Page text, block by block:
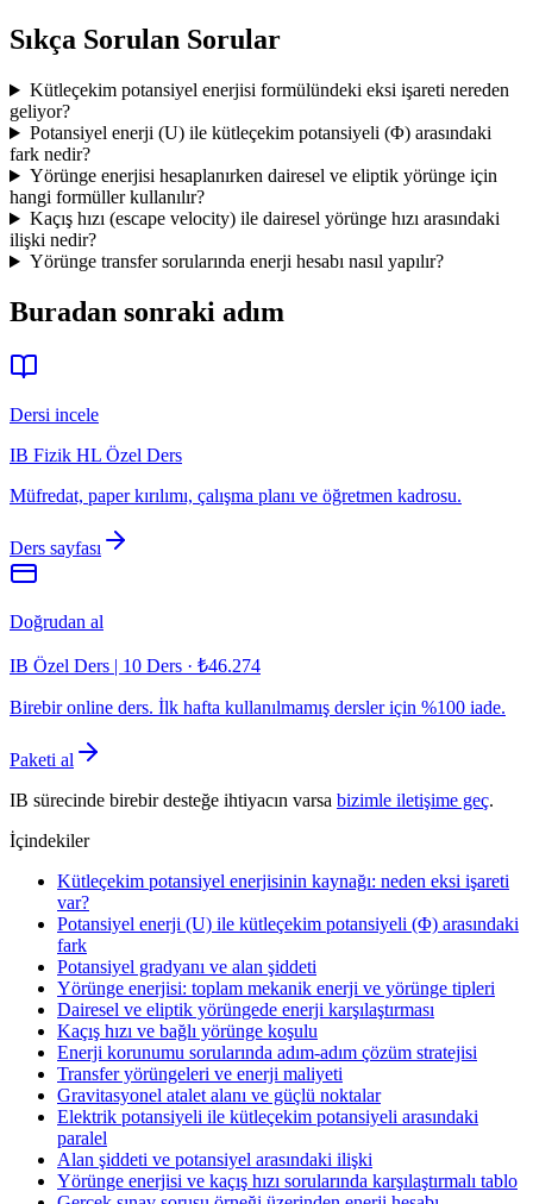
Sıkça Sorulan Sorular
Kütleçekim potansiyel enerjisi formülündeki eksi işareti nereden
geliyor?
Potansiyel enerji (U) ile kütleçekim potansiyeli (Φ) arasındaki
fark nedir?
Yörünge enerjisi hesaplanırken dairesel ve eliptik yörünge için
hangi formüller kullanılır?
Kaçış hızı (escape velocity) ile dairesel yörünge hızı arasındaki
ilişki nedir?
Yörünge transfer sorularında enerji hesabı nasıl yapılır?
Buradan sonraki adım
Dersi incele
IB Fizik HL Özel Ders
Müfredat, paper kırılımı, çalışma planı ve öğretmen kadrosu.
Ders sayfası
Doğrudan al
IB Özel Ders | 10 Ders · ₺46.274
Birebir online ders. İlk hafta kullanılmamış dersler için %100 iade.
Paketi al
IB sürecinde birebir desteğe ihtiyacın varsa bizimle iletişime geç.
İçindekiler
Kütleçekim potansiyel enerjisinin kaynağı: neden eksi işareti
var?
Potansiyel enerji (U) ile kütleçekim potansiyeli (Φ) arasındaki
fark
Potansiyel gradyanı ve alan şiddeti
Yörünge enerjisi: toplam mekanik enerji ve yörünge tipleri
Dairesel ve eliptik yörüngede enerji karşılaştırması
Kaçış hızı ve bağlı yörünge koşulu
Enerji korunumu sorularında adım-adım çözüm stratejisi
Transfer yörüngeleri ve enerji maliyeti
Gravitasyonel atalet alanı ve güçlü noktalar
Elektrik potansiyeli ile kütleçekim potansiyeli arasındaki
paralel
Alan şiddeti ve potansiyel arasındaki ilişki
Yörünge enerjisi ve kaçış hızı sorularında karşılaştırmalı tablo